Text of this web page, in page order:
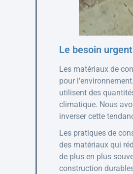
Le besoin
Les matériaux de
pour
utilisent des
climatique. Nous
inverser cette
Les pratiques de
des matériaux qui
de plus en plus
construction